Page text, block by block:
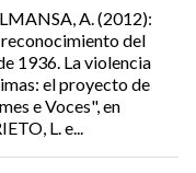
A. (2012):
del
1936. La violencia
el proyecto de
e Voces", en
L. e...